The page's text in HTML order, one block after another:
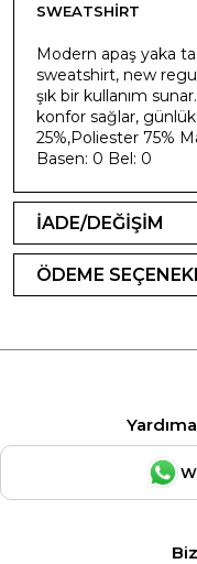
SWEATSHIRT
Modern apaş yaka
sweatshirt, new
şık bir kullanım
konfor sağlar,
25%,Poliester 75%
Basen: 0 Bel: 0
İADE/DEĞİŞİM
ÖDEME